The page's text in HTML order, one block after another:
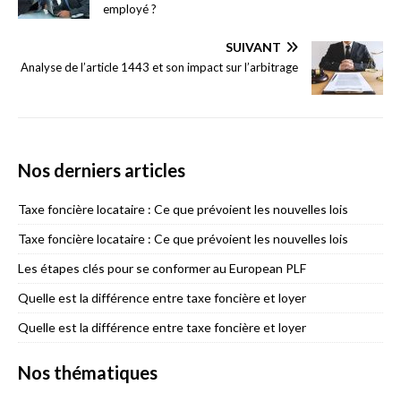
employé ?
SUIVANT
Analyse de l’article 1443 et son impact sur l’arbitrage
Nos derniers articles
Taxe foncière locataire : Ce que prévoient les nouvelles lois
Taxe foncière locataire : Ce que prévoient les nouvelles lois
Les étapes clés pour se conformer au European PLF
Quelle est la différence entre taxe foncière et loyer
Quelle est la différence entre taxe foncière et loyer
Nos thématiques